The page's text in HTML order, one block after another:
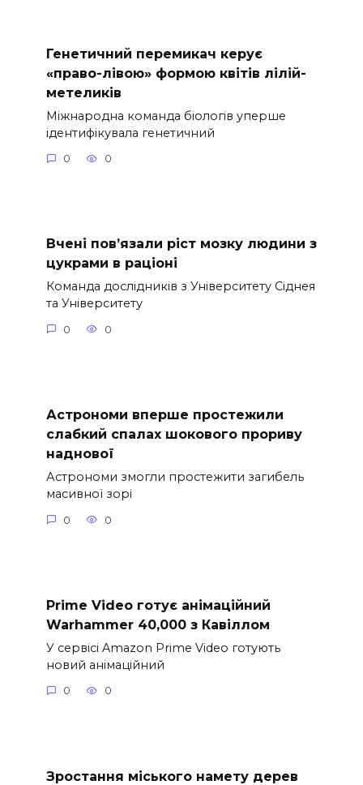
Генетичний перемикач керує
«право-лівою» формою квітів лілій-
метеликів
Міжнародна команда біологів уперше
ідентифікувала генетичний
0 0
Вчені пов’язали ріст мозку людини з
цукрами в раціоні
Команда дослідників з Університету Сіднея
та Університету
0 0
Астрономи вперше простежили
слабкий спалах шокового прориву
наднової
Астрономи змогли простежити загибель
масивної зорі
0 0
Prime Video готує анімаційний
Warhammer 40,000 з Кавіллом
У сервісі Amazon Prime Video готують
новий анімаційний
0 0
Зростання міського намету дерев